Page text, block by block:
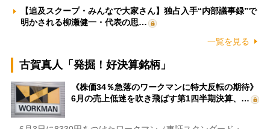
【追及スクープ・みんなで大家さん】独占入手“内部議事録”で
明かされる柳瀬健一・代表の思…
一覧を見る
古賀真人「発掘！好決算銘柄」
《株価34％急落のワークマンに特大反転の期待》
6月の売上低迷を吹き飛ばす第1四半期決算、…